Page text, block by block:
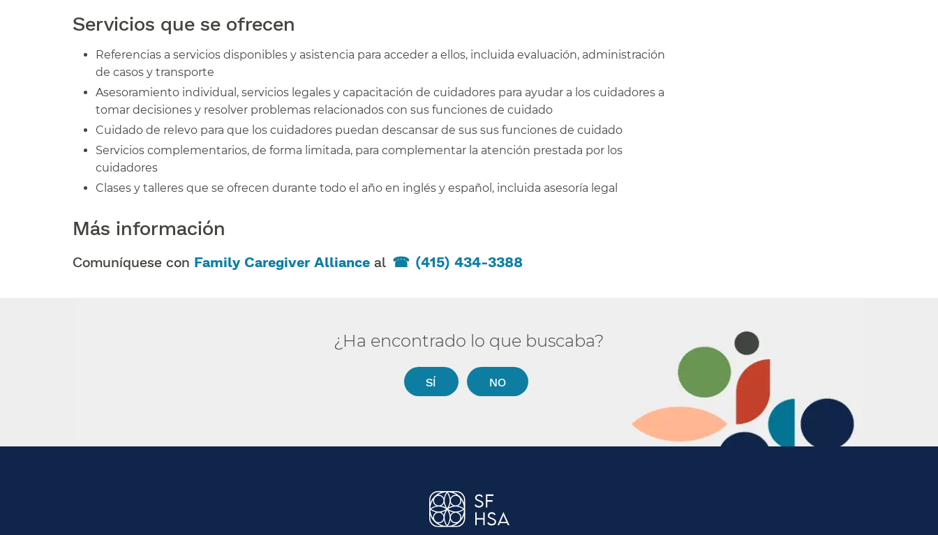
Servicios que se ofrecen​​
Referencias a servicios disponibles y asistencia para acceder a ellos, incluida evaluación, administración
de casos y transporte​​
Asesoramiento individual, servicios legales y capacitación de cuidadores para ayudar a los cuidadores a
tomar decisiones y resolver problemas relacionados con sus funciones de cuidado​​
Cuidado de relevo para que los cuidadores puedan descansar de sus sus funciones de cuidado​​
Servicios complementarios, de forma limitada, para complementar la atención prestada por los
cuidadores​​
Clases y talleres que se ofrecen durante todo el año en inglés y español, incluida asesoría legal​​
Más información​​
Comuníquese con Family Caregiver Alliance al (415) 434-3388
¿Ha encontrado lo que buscaba?​​
SÍ​​ NO​​